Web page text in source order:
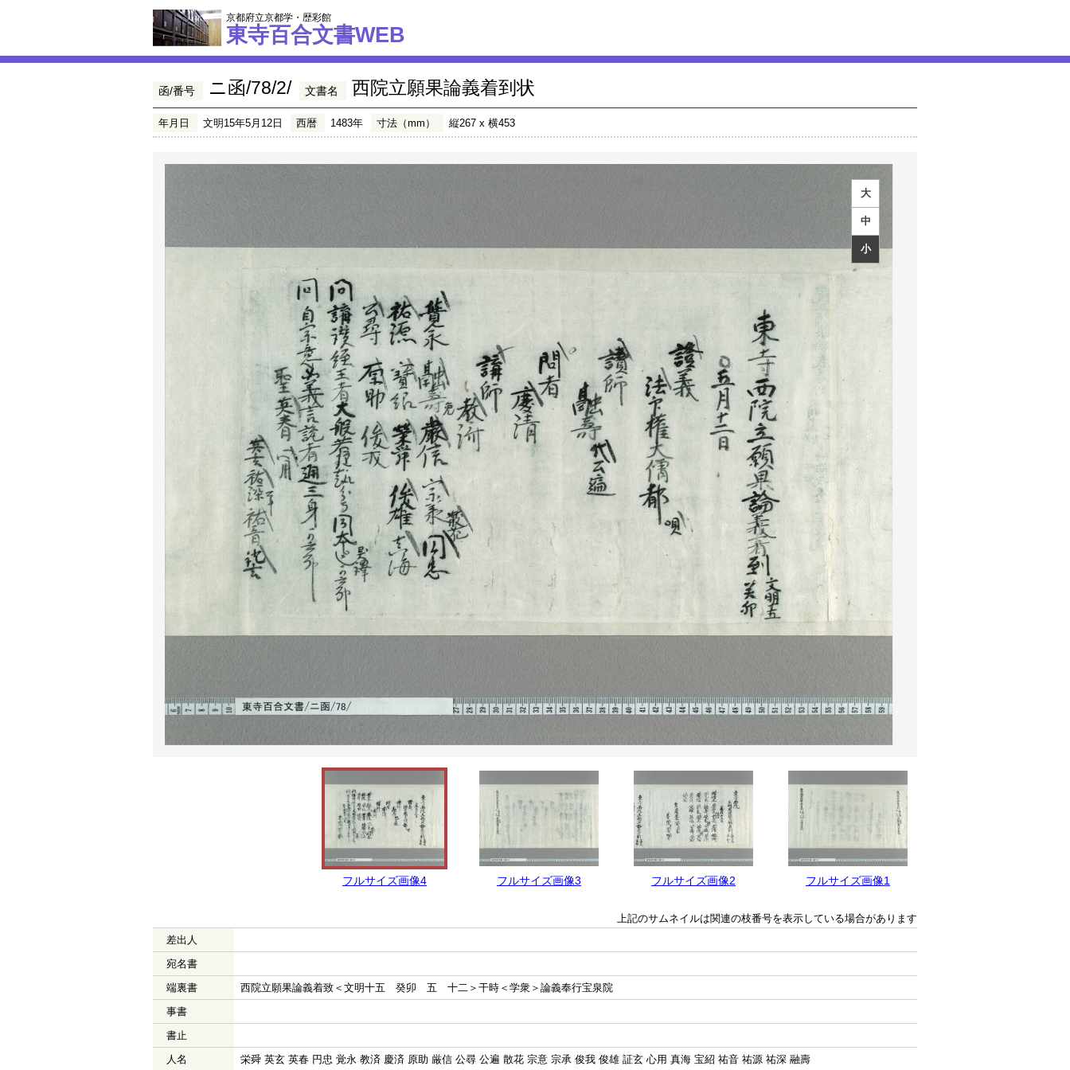
京都府立京都学・歴彩館
東寺百合文書WEB
函/番号 ニ函/78/2/ 文書名 西院立願果論義着到状
年月日 文明15年5月12日 西暦 1483年 寸法（mm） 縦267 x 横453
大
中
小
フルサイズ画像4 フルサイズ画像3 フルサイズ画像2 フルサイズ画像1
上記のサムネイルは関連の枝番号を表示している場合があります
差出人
宛名書
端裏書
西院立願果論義着致＜文明十五 癸卯 五 十二＞干時＜学衆＞論義奉行宝泉院
事書
書止
人名
栄舜 英玄 英春 円忠 覚永 教済 慶済 原助 厳信 公尋 公遍 散花 宗意 宗承 俊我 俊雄 証玄 心用 真海 宝紹 祐音 祐源 祐深 融壽